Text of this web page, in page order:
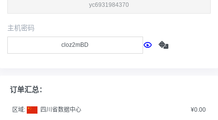
主机密码
订单汇总：
区域: 四川省数据中心 ¥0.00